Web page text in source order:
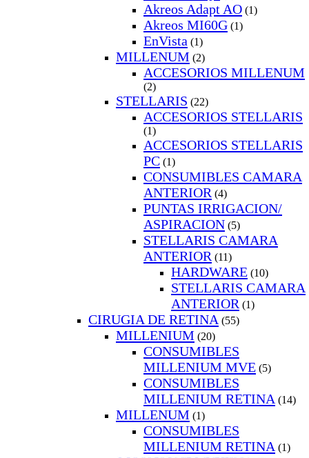
Akreos Adapt AO (1)
Akreos MI60G (1)
EnVista (1)
MILLENUM (2)
ACCESORIOS MILLENUM
(2)
STELLARIS (22)
ACCESORIOS STELLARIS
(1)
ACCESORIOS STELLARIS
PC (1)
CONSUMIBLES CAMARA
ANTERIOR (4)
PUNTAS IRRIGACION/
ASPIRACION (5)
STELLARIS CAMARA
ANTERIOR (11)
HARDWARE (10)
STELLARIS CAMARA
ANTERIOR (1)
CIRUGIA DE RETINA (55)
MILLENIUM (20)
CONSUMIBLES
MILLENIUM MVE (5)
CONSUMIBLES
MILLENIUM RETINA (14)
MILLENUM (1)
CONSUMIBLES
MILLENIUM RETINA (1)